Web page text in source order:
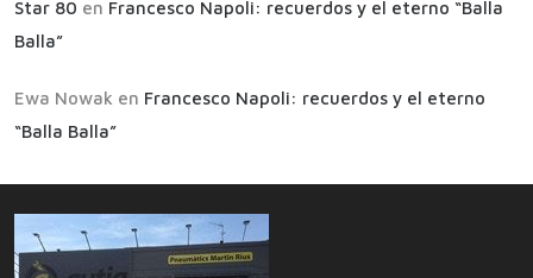
Star 80 en Francesco Napoli: recuerdos y el eterno “Balla
Balla”
Ewa Nowak en Francesco Napoli: recuerdos y el eterno
“Balla Balla”